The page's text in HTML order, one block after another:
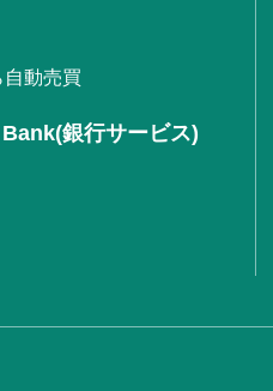
動売買
銀行サービス)